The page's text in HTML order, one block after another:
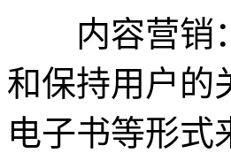
内容营销：
和保持用户的
电子书等形式